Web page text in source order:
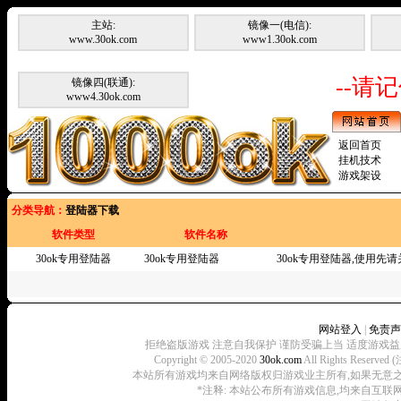
主站:
www.30ok.com
镜像一(电信):
www1.30ok.com
镜像四(联通):
www4.30ok.com
--请
返回首页
挂机技术
游戏架设
分类导航： 登陆器下载
软件类型
软件名称
30ok专用登陆器
30ok专用登陆器 30ok专用登陆器,使用先
网站登入
免责
拒绝盗版游戏 注意自我保护 谨防受骗上当 适度游戏
Copyright © 2005-2020 30ok.comAll Rights Reserved
本站所有游戏均来自网络版权归游戏业主所有,如果无意
*注释: 本站公布所有游戏信息,均来自互联